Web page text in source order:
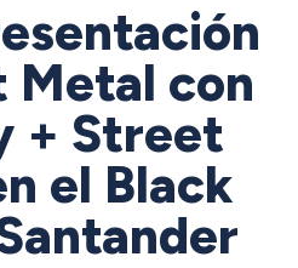
Metal con
+ Street
el Black